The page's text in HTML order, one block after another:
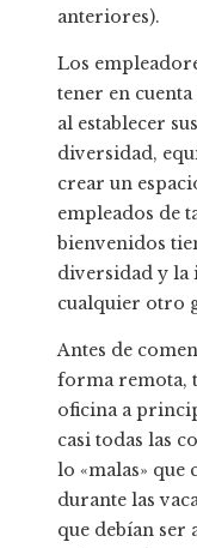
anteriores).
Los
tener en cuenta
al establecer
diversidad,
crear un
empleados de
bienvenidos
diversidad y la
cualquier otro
Antes de
forma remota,
oficina a
casi todas las
lo «malas» que
durante las
que debían ser